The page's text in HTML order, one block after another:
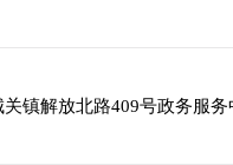
镇解放北路409号政务服务